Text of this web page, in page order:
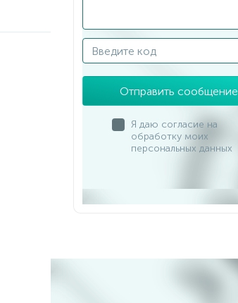
Отправить сообщение
Я даю согласие на
обработку моих
персональных данных